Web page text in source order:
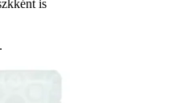
is